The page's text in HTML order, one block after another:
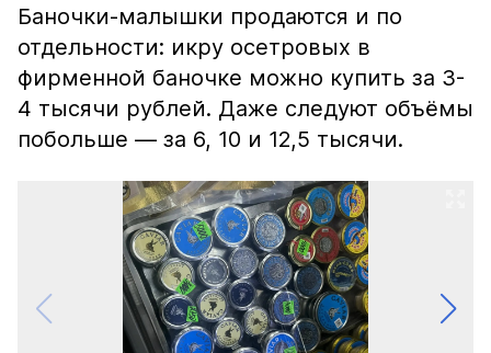
Баночки-малышки продаются и по
отдельности: икру осетровых в
фирменной баночке можно купить за 3-
4 тысячи рублей. Даже следуют объёмы
побольше — за 6, 10 и 12,5 тысячи.